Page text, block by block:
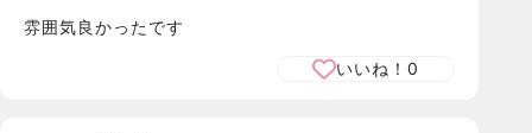
雰囲気良かったです
いいね！0